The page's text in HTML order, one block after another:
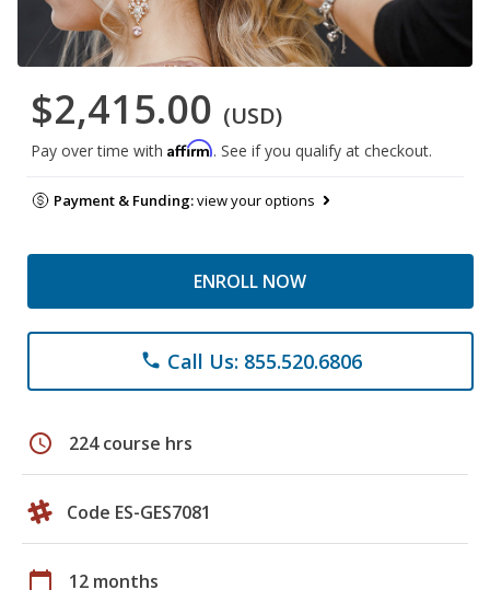
$2,415.00 (USD)
Pay over time with Affirm. See if you qualify at checkout.
Payment & Funding:view your options
ENROLL NOW
phone Call Us: 855.520.6806
schedule 224 course hrs
Code ES-GES7081
calendar_today 12 months